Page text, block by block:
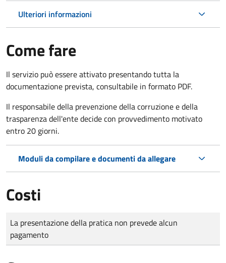
Ulteriori informazioni
Come fare
Il servizio può essere attivato presentando tutta la
documentazione prevista, consultabile in formato PDF.
Il responsabile della prevenzione della corruzione e della
trasparenza dell'ente decide con provvedimento motivato
entro 20 giorni.
Moduli da compilare e documenti da allegare
Costi
Tipo di pagamento
Importo
La presentazione della pratica non prevede alcun
pagamento